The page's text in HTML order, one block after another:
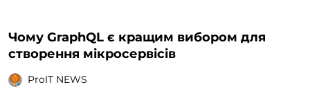
Чому GraphQL є кращим вибором для
створення мікросервісів
ProIT NEWS